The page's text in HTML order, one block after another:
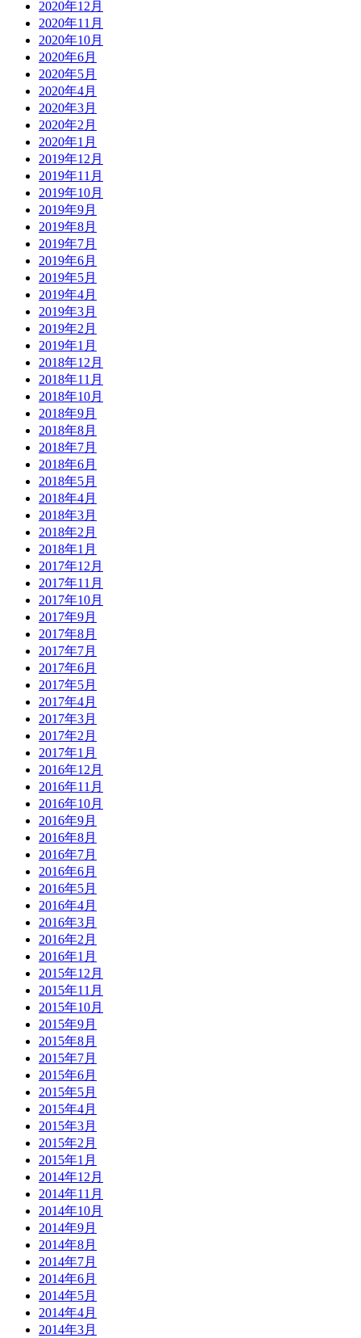
2020年12月
2020年11月
2020年10月
2020年6月
2020年5月
2020年4月
2020年3月
2020年2月
2020年1月
2019年12月
2019年11月
2019年10月
2019年9月
2019年8月
2019年7月
2019年6月
2019年5月
2019年4月
2019年3月
2019年2月
2019年1月
2018年12月
2018年11月
2018年10月
2018年9月
2018年8月
2018年7月
2018年6月
2018年5月
2018年4月
2018年3月
2018年2月
2018年1月
2017年12月
2017年11月
2017年10月
2017年9月
2017年8月
2017年7月
2017年6月
2017年5月
2017年4月
2017年3月
2017年2月
2017年1月
2016年12月
2016年11月
2016年10月
2016年9月
2016年8月
2016年7月
2016年6月
2016年5月
2016年4月
2016年3月
2016年2月
2016年1月
2015年12月
2015年11月
2015年10月
2015年9月
2015年8月
2015年7月
2015年6月
2015年5月
2015年4月
2015年3月
2015年2月
2015年1月
2014年12月
2014年11月
2014年10月
2014年9月
2014年8月
2014年7月
2014年6月
2014年5月
2014年4月
2014年3月